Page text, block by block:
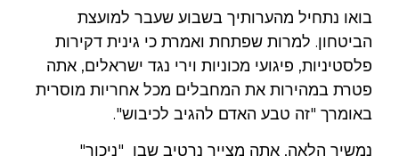
בואו נתחיל מהערותיך בשבוע שעבר למועצת
הביטחון. למרות שפתחת ואמרת כי גינית דקירות
פלסטיניות, פיגועי מכוניות וירי נגד ישראלים, אתה
פטרת במהירות את המחבלים מכל אחריות מוסרית
באומרך "זה טבע האדם להגיב לכיבוש".
נמשיך הלאה, אתה מצייר נרטיב שבו "ניכור"